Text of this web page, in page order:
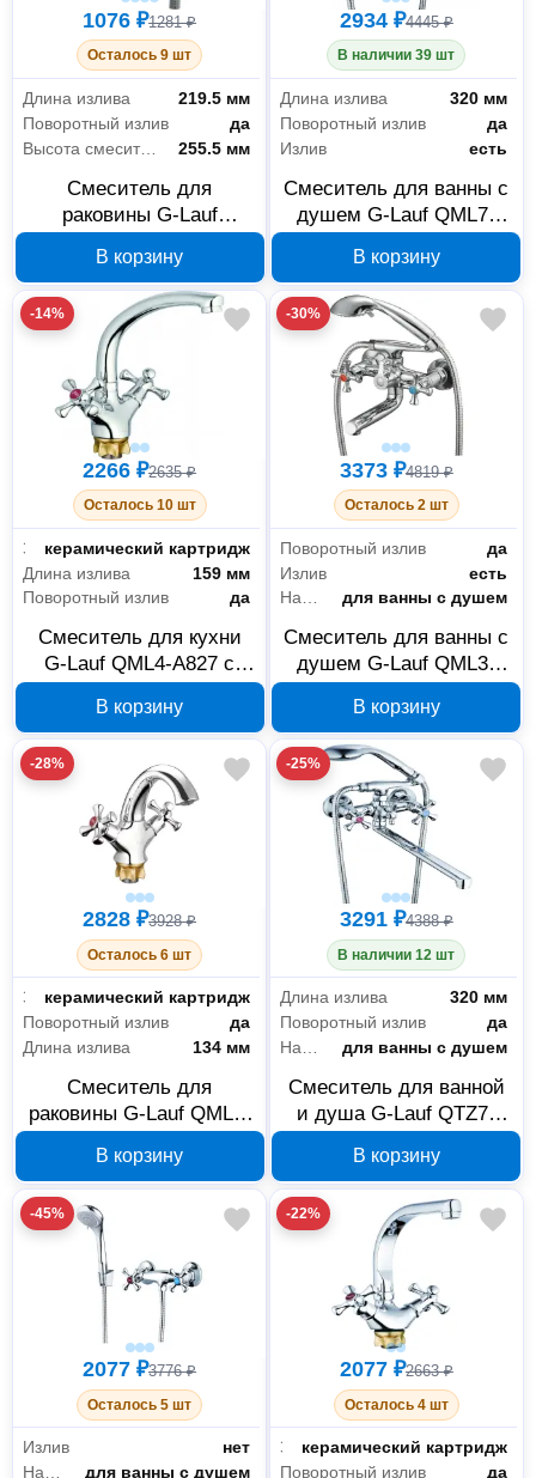
1076 ₽1281 ₽
Осталось 9 шт
Длина излива
219.5 мм
Поворотный излив
да
Высота смесителя
255.5 мм
Смеситель для
раковины G-Lauf
поворотным изливом,
хром
В корзину
2934 ₽4445 ₽
В наличии 39 шт
Длина излива
320 мм
Поворотный излив
да
Излив
есть
Смеситель для ванны с
душем G-Lauf QML7-
поворотным изливом
320 мм, хром
В корзину
-14%
2266 ₽2635 ₽
Осталось 10 шт
Запорный клапанкерамический картридж
Длина излива
159 мм
Поворотный излив
да
Смеситель для кухни
G-Lauf QML4-A827 с
360 градусов, хром
В корзину
-30%
3373 ₽4819 ₽
Осталось 2 шт
Поворотный излив
да
Излив
есть
Назначение
для ванны с душем
Смеситель для ванны с
душем G-Lauf QML3-
поворотным изливом
191 мм, хром
В корзину
-28%
2828 ₽3928 ₽
Осталось 6 шт
Запорный клапанкерамический картридж
Поворотный излив
да
Длина излива
134 мм
Смеситель для
раковины G-Lauf QML1-
поворотным изливом,
хром
В корзину
-25%
3291 ₽4388 ₽
В наличии 12 шт
Длина излива
320 мм
Поворотный излив
да
для ванны с душем
Смеситель для ванной
и душа G-Lauf QTZ7-
изливом 32 см, хром
В корзину
-45%
2077 ₽3776 ₽
Осталось 5 шт
Излив
нет
для ванны с душем
-22%
2077 ₽2663 ₽
Осталось 4 шт
Запорный клапанкерамический картридж
Поворотный излив
да